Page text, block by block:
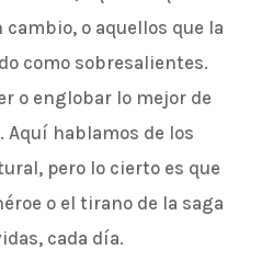
o aquellos que la
como sobresalientes.
o englobar lo mejor de
Aquí hablamos de los
pero lo cierto es que
o el tirano de la saga
cada día.